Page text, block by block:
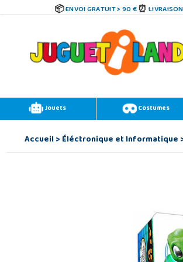
ENVOI GRATUIT > 90 €
Jouets Costumes
Accueil>Éléctronique et Informatique